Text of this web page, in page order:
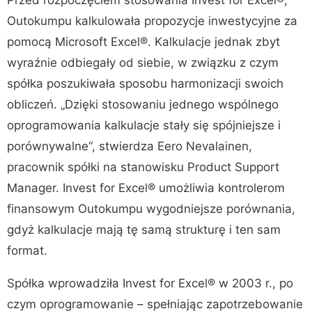
Outokumpu kalkulowała propozycje inwestycyjne za
pomocą Microsoft Excel®. Kalkulacje jednak zbyt
wyraźnie odbiegały od siebie, w związku z czym
spółka poszukiwała sposobu harmonizacji swoich
obliczeń. „Dzięki stosowaniu jednego wspólnego
oprogramowania kalkulacje stały się spójniejsze i
porównywalne“, stwierdza Eero Nevalainen,
pracownik spółki na stanowisku Product Support
Manager. Invest for Excel® umożliwia kontrolerom
finansowym Outokumpu wygodniejsze porównania,
gdyż kalkulacje mają tę samą strukturę i ten sam
format.
Spółka wprowadziła Invest for Excel® w 2003 r., po
czym oprogramowanie – spełniając zapotrzebowanie